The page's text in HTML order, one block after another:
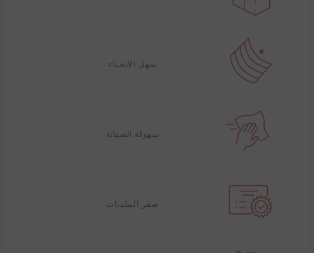
سهل الانحناء
سهولة الصيانة
صفر الملدنات